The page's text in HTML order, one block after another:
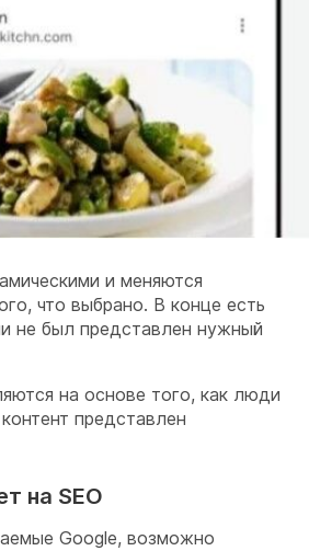
и меняются
что выбрано. В конце есть
не был представлен нужный
на основе того, как люди
представлен
на SEO
Google, возможно